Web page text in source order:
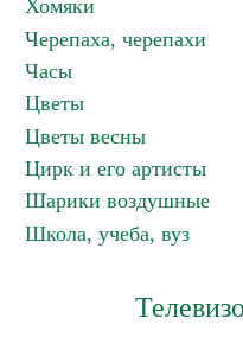
Хомяки
Черепаха, черепахи
Часы
Цветы
Цветы весны
Цирк и его артисты
Шарики воздушные
Школа, учеба, вуз